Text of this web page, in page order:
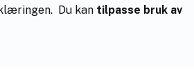
Du kan tilpasse bruk av